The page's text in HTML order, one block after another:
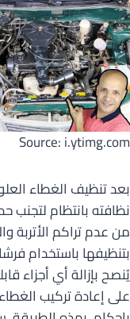
Source: i.ytimg.com
بعد تنظيف الغطاء
نظافته بانتظام
من عدم تراكم الأتربة
بتنظيفها باستخدام
يُنصح بإزالة أي
على إعادة تركيب